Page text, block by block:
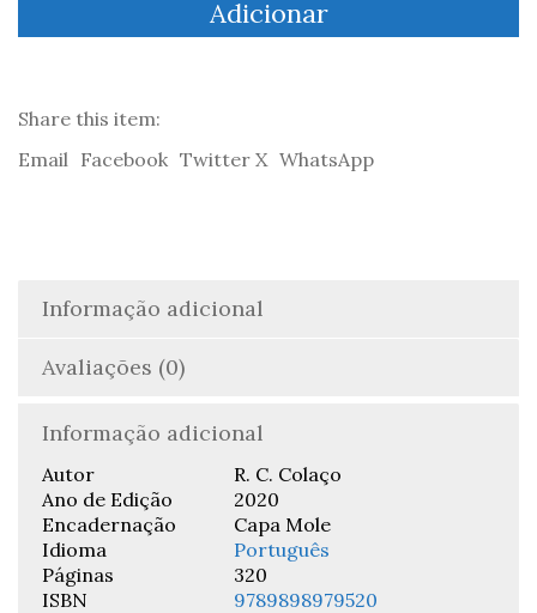
de
R.
Colaço
Adicionar
Share this item:
Email Facebook Twitter X WhatsApp
Informação adicional
Avaliações (0)
Informação adicional
Autor
R. C. Colaço
Ano de Edição
2020
Encadernação
Capa Mole
Idioma
Português
Páginas
320
ISBN
9789898979520